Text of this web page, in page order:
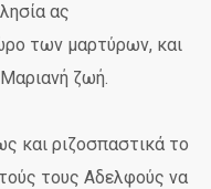
ας
των μαρτύρων, και
Μαριανή ζωή.
και ριζοσπαστικά το
τους Αδελφούς να